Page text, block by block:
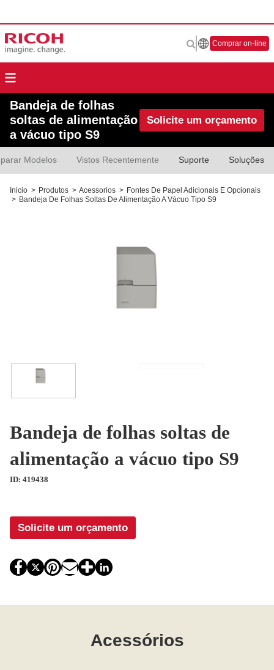
Comprar on-line
Bandeja de folhas
soltas de alimentação
a vácuo tipo S9
Solicite um orçamento
Modelos Vistos Recentemente Suporte Soluções
Inicio > Produtos > Acessorios > Fontes De Papel Adicionais E Opcionais
> Bandeja De Folhas Soltas De Alimentação A Vácuo Tipo S9
Bandeja de folhas soltas de
alimentação a vácuo tipo S9
ID: 419438
Solicite um orçamento
Acessórios